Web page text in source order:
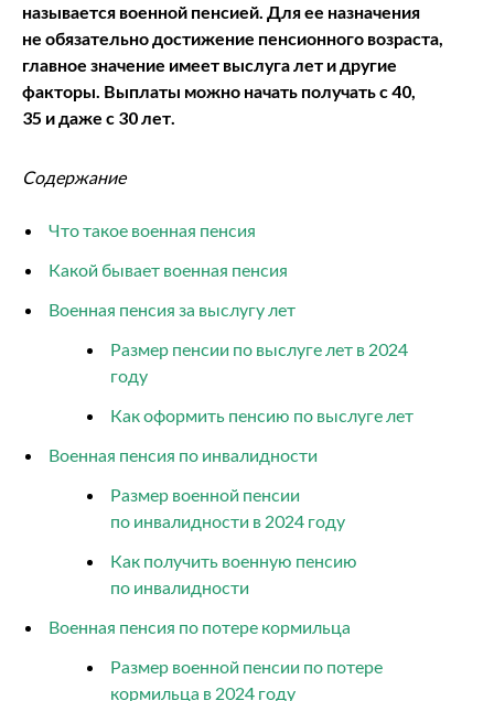
называется военной пенсией. Для ее назначения
не обязательно достижение пенсионного возраста,
главное значение имеет выслуга лет и другие
факторы. Выплаты можно начать получать с 40,
35 и даже с 30 лет.
Содержание
Что такое военная пенсия
Какой бывает военная пенсия
Военная пенсия за выслугу лет
Размер пенсии по выслуге лет в 2024
году
Как оформить пенсию по выслуге лет
Военная пенсия по инвалидности
Размер военной пенсии
по инвалидности в 2024 году
Как получить военную пенсию
по инвалидности
Военная пенсия по потере кормильца
Размер военной пенсии по потере
кормильца в 2024 году